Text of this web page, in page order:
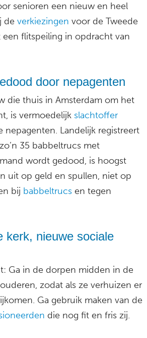
senioren een nieuw en heel
de verkiezingen voor de Tweede
een flitspeiling in opdracht van
door nepagenten
die thuis in Amsterdam om het
is vermoedelijk slachtoffer
nepagenten. Landelijk registreert
35 babbeltrucs met
wordt gedood, is hoogst
uit op geld en spullen, niet op
bij babbeltrucs en tegen
kerk, nieuwe sociale
Ga in de dorpen midden in de
zodat als ze verhuizen er
Ga gebruik maken van de
die nog fit en fris zij.